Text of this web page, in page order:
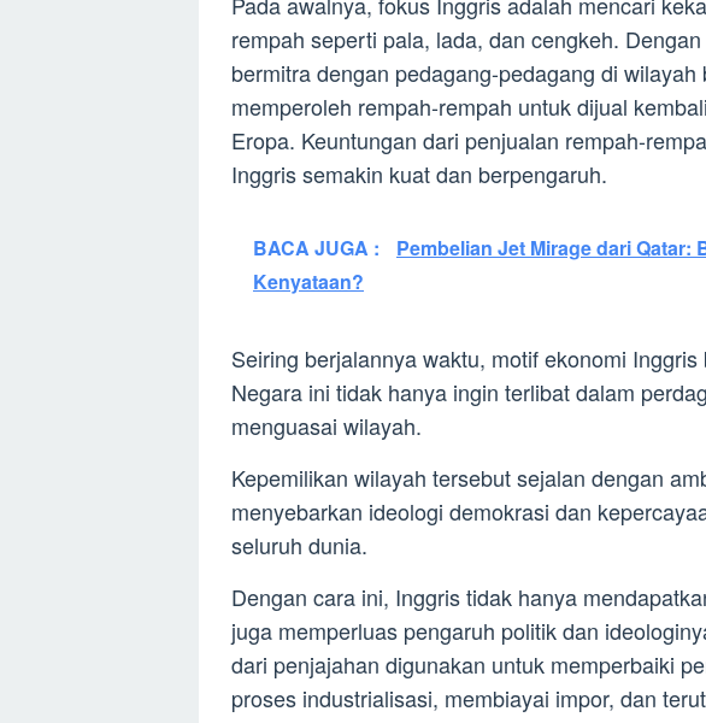
rempah seperti pala, lada, dan cengkeh.
bermitra dengan pedagang-pedagang di
memperoleh rempah-rempah untuk dijual
Eropa. Keuntungan dari penjualan rempah-
Inggris semakin kuat dan berpengaruh.
BACA JUGA :
Pembelian Jet Mirage dari Qatar:
Kenyataan?
Seiring berjalannya waktu, motif ekonomi
Negara ini tidak hanya ingin terlibat dalam
menguasai wilayah.
Kepemilikan wilayah tersebut sejalan dengan
menyebarkan ideologi demokrasi dan
seluruh dunia.
Dengan cara ini, Inggris tidak hanya
juga memperluas pengaruh politik dan
dari penjajahan digunakan untuk memperbaiki
proses industrialisasi, membiayai impor, dan